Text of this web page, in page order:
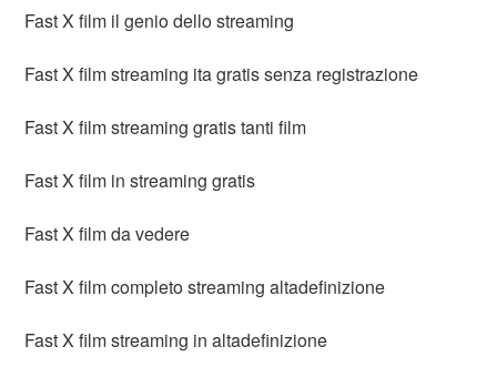
Fast X film il genio dello streaming
Fast X film streaming ita gratis senza registrazione
Fast X film streaming gratis tanti film
Fast X film in streaming gratis
Fast X film da vedere
Fast X film completo streaming altadefinizione
Fast X film streaming in altadefinizione